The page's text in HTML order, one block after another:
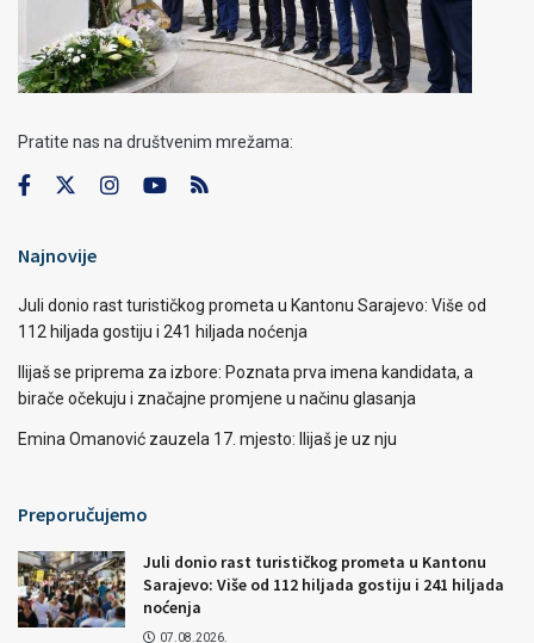
Pratite nas na društvenim mrežama:
Najnovije
Juli donio rast turističkog prometa u Kantonu Sarajevo: Više od
112 hiljada gostiju i 241 hiljada noćenja
Ilijaš se priprema za izbore: Poznata prva imena kandidata, a
birače očekuju i značajne promjene u načinu glasanja
Emina Omanović zauzela 17. mjesto: Ilijaš je uz nju
Preporučujemo
Juli donio rast turističkog prometa u Kantonu
Sarajevo: Više od 112 hiljada gostiju i 241 hiljada
noćenja
07.08.2026.